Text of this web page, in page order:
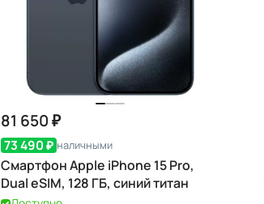
81 650 ₽
73 490 ₽ наличными
Смартфон Apple iPhone 15 Pro,
Dual eSIM, 128 ГБ, синий титан